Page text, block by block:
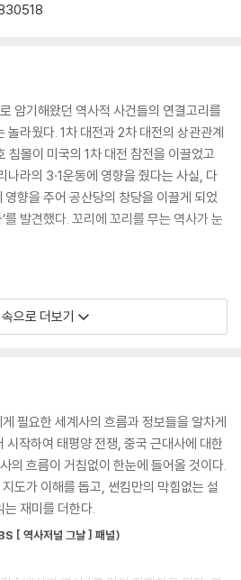
독일군
양 전쟁
본
을 기억하자
하는 이유
유신
일으키다
떨어진 조선
일본
다
다
에서 복수하다
는 미국
공격을 계획하다
만
이 해전
암기해왔던 역사적 사건들의 연결고리를
놀라웠다. 1차 대전과 2차 대전의 상관관계
침몰이 미국의 1차 대전 참전을 이끌었고
나라의 3·1운동에 영향을 줬다는 사실, 다
향을 주어 공산당의 창당을 이끌게 되었
를 발견했다. 꼬리에 꼬리를 무는 역사가 눈
’였던 프로이센의 빌헬름 4세 국왕은 만년 2
않았어요. 만일 나중에 독일이 하나의 국가
독일 통일의 아버지 오토 비스마르크(Ott
이센의 젊은 정치인이었던 비스마르크
센이 이끌어야 한다, 또한 오스트리아의 행
!”라는 과격한 발언으로 시선을 끌었어요.
세 눈에 들어온 거죠. 빌헬름 4세는 1851년,
연방 의회에 프로이센 대사로 파견합니
지 비스마르크 등장」중에서
으로 더보기
필요한 세계사의 흐름과 정보들을 알차게
시작하여 태평양 전쟁, 중국 근대사에 대한
의 흐름이 거침없이 한눈에 들어올 것이다.
도가 이해를 돕고, 썬킴만의 막힘없는 설
는 재미를 더한다.
[ 역사저널 그날 ] 패널)